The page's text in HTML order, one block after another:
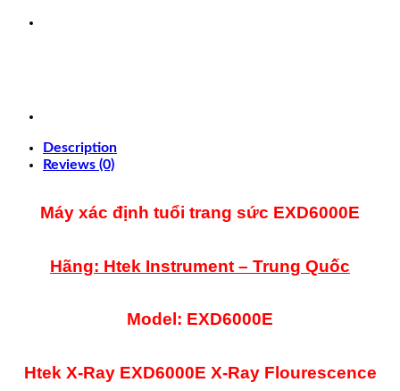
Description
Reviews (0)
Máy xác định tuổi trang sức EXD6000E
Hãng: Htek Instrument – Trung Quốc
Model: EXD6000E
Htek X-Ray EXD6000E X-Ray Flourescence